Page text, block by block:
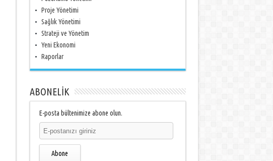
Proje Yönetimi
Sağlık Yönetimi
Strateji ve Yönetim
Yeni Ekonomi
Raporlar
ABONELİK
E-posta bültenimize abone olun.
Abone